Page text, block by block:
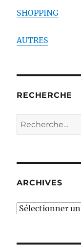
SHOPPING
AUTRES
RECHERCHE
Recherche
pour :
ARCHIVES
ARCHIVES